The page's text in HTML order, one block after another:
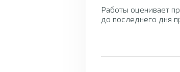
Работы оценивает
до последнего дня